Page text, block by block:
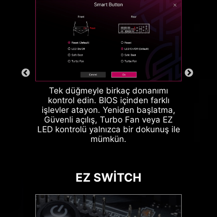
Tek düğmeyle birkaç donanımı
kontrol edin. BIOS içinden farklı
işlevler atayon. Yeniden başlatma,
Güvenli açılış, Turbo Fan veya EZ
LED kontrolü yalnızca bir dokunuş ile
mümkün.
Daha fazla bilgi:
EZ SWITCH
TEMAS ENGELLEME
BILDIRIMI
EZ MEMORY DETECTION
Bu LED hatalı bellek
yuvasında hata algıladığında
yanar. Böylece hata gidermek
için tahmin yürütmenize gerek
kalmaz.